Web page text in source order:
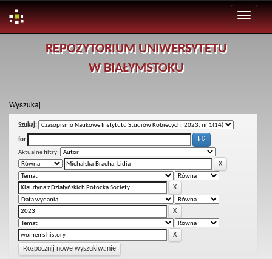
REPOZYTORIUM UNIWERSYTETU
W BIAŁYMSTOKU
Wyszukaj
Szukaj:
for
Aktualne filtry:
Rozpocznij nowe wyszukiwanie